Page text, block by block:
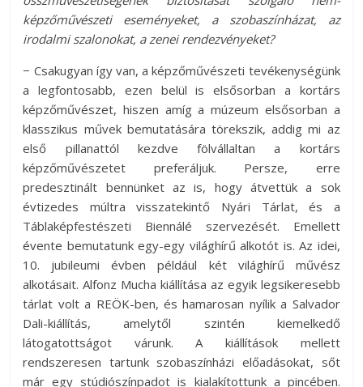
képzőművészeti eseményeket, a szobaszínházat, az
irodalmi szalonokat, a zenei rendezvényeket?
− Csakugyan így van, a képzőművészeti tevékenységünk
a legfontosabb, ezen belül is elsősorban a kortárs
képzőművészet, hiszen amíg a múzeum elsősorban a
klasszikus művek bemutatására törekszik, addig mi az
első pillanattól kezdve fölvállaltan a kortárs
képzőművészetet preferáljuk. Persze, erre
predesztinált bennünket az is, hogy átvettük a sok
évtizedes múltra visszatekintő Nyári Tárlat, és a
Táblaképfestészeti Biennálé szervezését. Emellett
évente bemutatunk egy-egy világhírű alkotót is. Az idei,
10. jubileumi évben például két világhírű művész
alkotásait. Alfonz Mucha kiállítása az egyik legsikeresebb
tárlat volt a REÖK-ben, és hamarosan nyílik a Salvador
Dali-kiállítás, amelytől szintén kiemelkedő
látogatottságot várunk. A kiállítások mellett
rendszeresen tartunk szobaszínházi előadásokat, sőt
már egy stúdiószínpadot is kialakítottunk a pincében.